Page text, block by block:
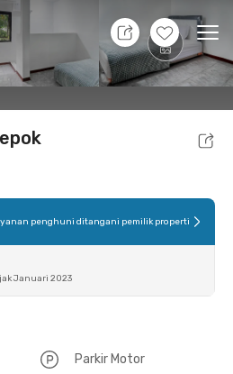
+2
tahu
Lokasi Kamar
penghuni ditangani pemilik properti
Januari 2023
Parkir Motor